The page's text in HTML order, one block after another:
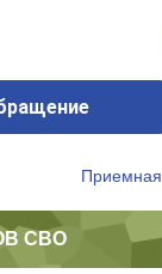
Приемная
СВО